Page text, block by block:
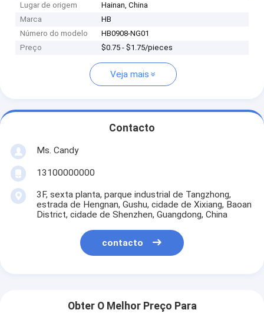
Lugar de origem
Hainan, China
Marca
HB
Número do modelo
HB0908-NG01
Preço
$0.75 - $1.75/pieces
Veja mais
Contacto
Ms. Candy
13100000000
3F, sexta planta, parque industrial de Tangzhong,
estrada de Hengnan, Gushu, cidade de Xixiang, Baoan
District, cidade de Shenzhen, Guangdong, China
contacto
Obter O Melhor Preço Para